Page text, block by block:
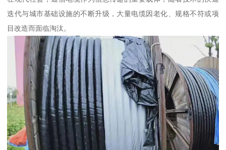
迭代与城市基础设施的不断升级，大量电缆因老化、规格不符或项
目改造而面临淘汰。